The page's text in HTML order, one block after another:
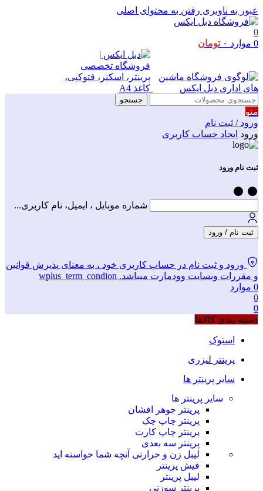
عبور به ناوبری رفتن به محتوای اصلی
0
0 موارد ۰ تومان
جستجو
منو
ورود / ثبت نام
ورود ایجاد حساب کاربری
ثبت نام ورود
شماره موبایل ، ایمیل، نام کاربری...
ثبت نام / ورود
ورود و ثبت نام در حساب کاربری خود ، به معنای پذیرش قوانین
و مقررات وبسایت وودمارت میباشد. wplus_term_condion
0 موارد
0
0
دسته بندی کالاها
استوک
پرینتر لیزری
سایر پرینتر ها
سایر پرینتر ها
پرینتر جوهر افشان
پرینتر چاپ چک
پرینتر چاپ کارت
پرینتر سه بعدی
لیبل زن و حرارتی آنچه شما خواسته اید
فیش پرینتر
لیبل پرینتر
پرینتر سوزنی